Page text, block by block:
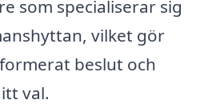
som specialiserar sig
vilket gör
beslut och
val.